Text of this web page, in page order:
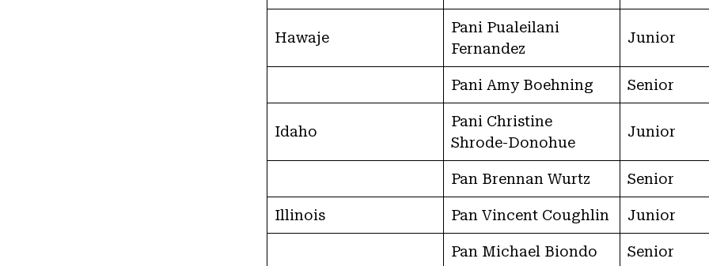
Hawaje
Pani Pualeilani
Fernandez
Junior
Pani Amy Boehning Senior
Idaho
Pani Christine
Shrode-Donohue
Junior
Pan Brennan Wurtz Senior
Illinois Pan Vincent Coughlin Junior
Pan Michael Biondo Senior